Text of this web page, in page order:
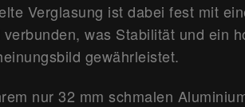
Verglasung ist dabei fest mit
verbunden, was Stabilität und ein
gewährleistet.
nur 32 mm schmalen